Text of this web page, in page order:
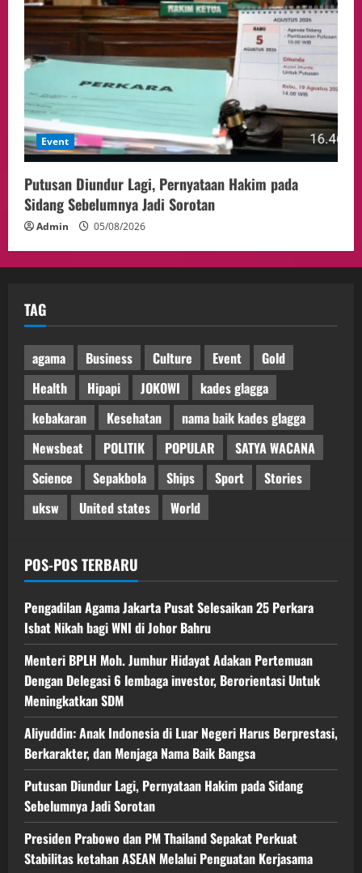
Event
Putusan Diundur Lagi, Pernyataan Hakim pada
Sidang Sebelumnya Jadi Sorotan
Admin 05/08/2026
TAG
agama Business Culture Event
Gold
Health
Hipapi JOKOWI
kades glagga
kebakaran
Kesehatan
nama baik kades glagga
Newsbeat
POLITIK POPULAR
SATYA WACANA
Science
Sepakbola Ships Sport
Stories
uksw
United states World
POS-POS TERBARU
Pengadilan Agama Jakarta Pusat Selesaikan 25 Perkara
Isbat Nikah bagi WNI di Johor Bahru
Menteri BPLH Moh. Jumhur Hidayat Adakan Pertemuan
Dengan Delegasi 6 lembaga investor, Berorientasi Untuk
Meningkatkan SDM
Aliyuddin: Anak Indonesia di Luar Negeri Harus Berprestasi,
Berkarakter, dan Menjaga Nama Baik Bangsa
Putusan Diundur Lagi, Pernyataan Hakim pada Sidang
Sebelumnya Jadi Sorotan
Presiden Prabowo dan PM Thailand Sepakat Perkuat
Stabilitas ketahan ASEAN Melalui Penguatan Kerjasama